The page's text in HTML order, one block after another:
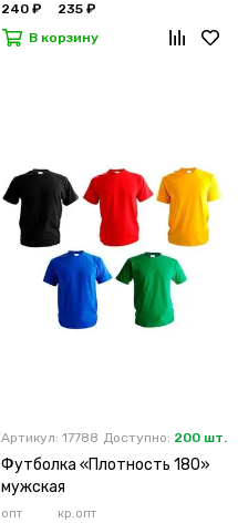
240 ₽
235 ₽
В корзину
Артикул: 17788 Доступно: 200 шт.
Футболка «Плотность 180»
мужская
опт кр.опт